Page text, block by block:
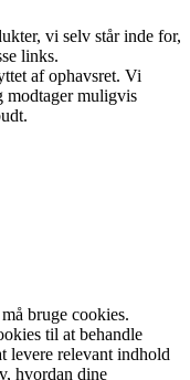
vi selv står inde for,
links.
af ophavsret. Vi
modtager muligvis
bruge cookies.
til at behandle
levere relevant indhold
hvordan dine